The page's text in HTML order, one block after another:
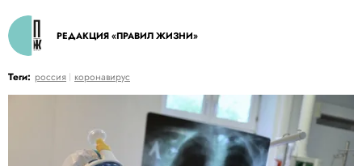
РЕДАКЦИЯ «ПРАВИЛ ЖИЗНИ»
Теги: россия коронавирус